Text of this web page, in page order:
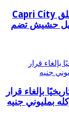
مجموعة بيك الباتروس للفنادق تطلق Capri City
سهل حشيش تضم
بإلغاء قرار
بمليوني جنيه